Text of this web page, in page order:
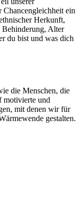
ein
Herkunft,
Behinderung, Alter
du bist und was dich
die Menschen, die
motivierte und
mit denen wir für
gestalten.